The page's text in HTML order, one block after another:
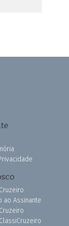
ao Assinante